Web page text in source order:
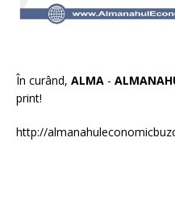
În curând, ALMA -
print!
http://